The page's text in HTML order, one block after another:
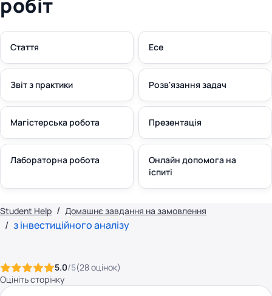
робіт
Стаття Есе
Звіт з практики Розв'язання задач
Магістерська робота Презентація
Лабораторна робота
Онлайн допомога на
іспиті
Student Help Домашнє завдання на замовлення
з інвестиційного аналізу
5.0/5(28оцінок)
Оцініть сторінку